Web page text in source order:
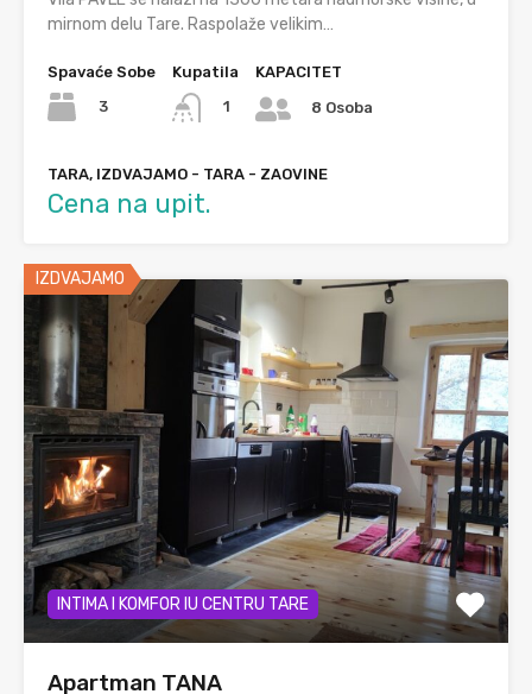
mirnom delu Tare. Raspolaže velikim…
Spavaće Sobe
3
Kupatila
1
KAPACITET
8 Osoba
TARA, IZDVAJAMO - TARA - ZAOVINE
Cena na upit.
IZDVAJAMO
INTIMA I KOMFOR IU CENTRU TARE
Apartman TANA